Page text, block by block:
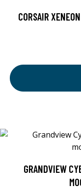
CORSAIR
GRANDVIEW